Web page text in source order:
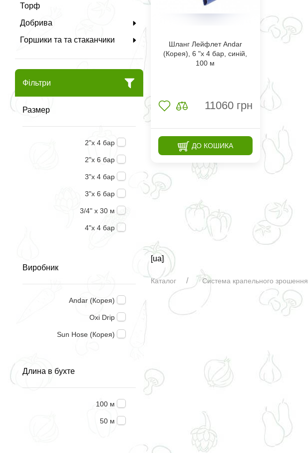
Торф
Добрива
Горшики та та стаканчики
Фільтри
Размер
2"х 4 бар
2"х 6 бар
3"х 4 бар
3"х 6 бар
3/4" х 30 м
4"х 4 бар
Виробник
Andar (Корея)
Oxi Drip
Sun Hose (Корея)
Длина в бухте
100 м
50 м
Шланг Лейфлет Andar
(Корея), 6 "х 4 бар, синій,
100 м
11060 грн
ДО КОШИКА
[ua]
Каталог Система крапельного зрошення